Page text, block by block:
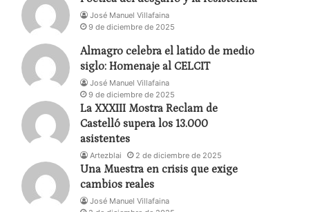
José Manuel Villafaina
9 de diciembre de 2025
Almagro celebra el latido de medio
siglo: Homenaje al CELCIT
José Manuel Villafaina
9 de diciembre de 2025
La XXXIII Mostra Reclam de
Castelló supera los 13.000
asistentes
Artezblai 2 de diciembre de 2025
Una Muestra en crisis que exige
cambios reales
José Manuel Villafaina